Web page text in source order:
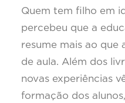
Quem tem filho em
percebeu que a
resume mais ao que
de aula. Além dos
novas experiências
formação dos